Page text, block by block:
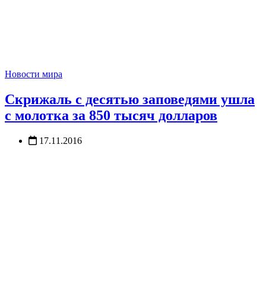
Новости мира
Скрижаль с десятью заповедями ушла
с молотка за 850 тысяч долларов
17.11.2016